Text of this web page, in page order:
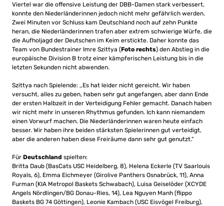
Viertel war die offensive Leistung der DBB-Damen stark verbessert,
konnte den Niederländerinnen jedoch nicht mehr gefährlich werden.
Zwei Minuten vor Schluss kam Deutschland noch auf zehn Punkte
heran, die Niederländerinnen trafen aber extrem schwierige Würfe, die
die Aufholjagd der Deutschen im Keim erstickte. Daher konnte das
Team von Bundestrainer Imre Szittya (Foto rechts) den Abstieg in die
europäische Division B trotz einer kämpferischen Leistung bis in die
letzten Sekunden nicht abwenden.
Szittya nach Spielende: ,,Es hat leider nicht gereicht. Wir haben
versucht, alles zu geben, haben sehr gut angefangen, aber dann Ende
der ersten Halbzeit in der Verteidigung Fehler gemacht. Danach haben
wir nicht mehr in unseren Rhythmus gefunden. Ich kann niemandem
einen Vorwurf machen. Die Niederländerinnen waren heute einfach
besser. Wir haben ihre beiden stärksten Spielerinnen gut verteidigt,
aber die anderen haben diese Freiräume dann sehr gut genutzt.“
Für Deutschland spielten:
Britta Daub (BasCats USC Heidelberg, 8), Helena Eckerle (TV Saarlouis
Royals, 6), Emma Eichmeyer (Girolive Panthers Osnabrück, 11), Anna
Furman (KIA Metropol Baskets Schwabach), Luisa Geiselöder (XCYDE
Angels Nördlingen/BG Donau-Ries, 14), Lea Nguyen Manh (flippo
Baskets BG 74 Göttingen), Leonie Kambach (USC Eisvögel Freiburg),